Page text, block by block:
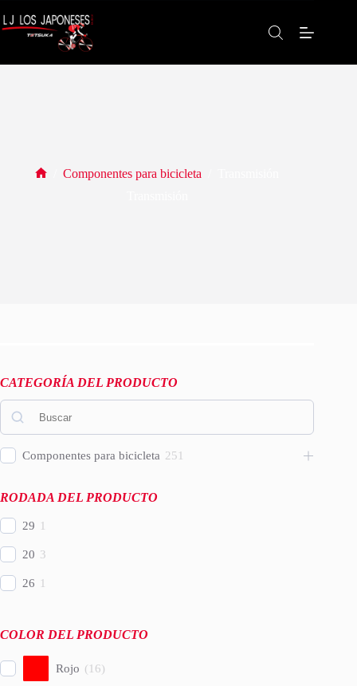
al
contenido
Componentes para bicicleta
CATEGORÍA DEL PRODUCTO
Componentes para bicicleta 251
RODADA DEL PRODUCTO
29 1
20 3
26 1
COLOR DEL PRODUCTO
Rojo ( 16)